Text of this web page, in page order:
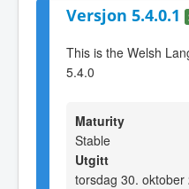
Versjon 5.4.0.1
This is the Welsh
5.4.0
Maturity
Stable
Utgitt
torsdag 30. oktober